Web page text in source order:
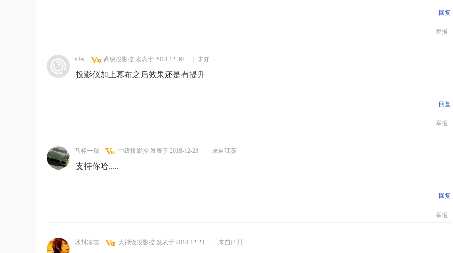
回复
举报
sl9s 高级投影控 发表于 2018-12-30 未知
投影仪加上幕布之后效果还是有提升
回复
举报
马标一秘 中级投影控 发表于 2018-12-23 来自江苏
支持你哈.....
回复
举报
冰封冷芯 大神级投影控 发表于 2018-12-23 来自四川